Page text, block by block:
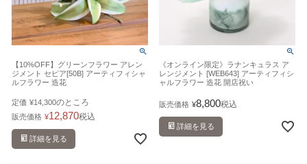
【10%OFF】グリーンフラワー アレン
ジメント セピア[50B] アーティフィシャ
ルフラワー 造花
定価 ¥14,300のところ
販売価格 ¥12,870税込
詳細を見る
《オンライン限定》ラナンキュラス ア
レンジメント [WEB643] アーティフィシ
ャルフラワー 造花 開店祝い
販売価格 ¥8,800税込
詳細を見る